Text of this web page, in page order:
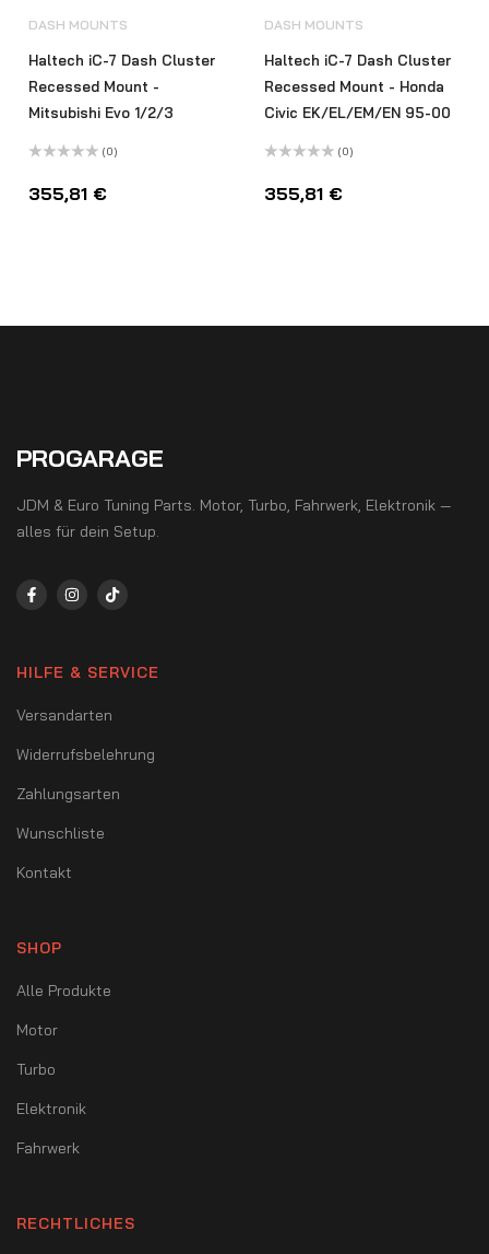
DASH MOUNTS
Haltech iC-7 Dash Cluster
Recessed Mount -
Mitsubishi Evo 1/2/3
0
(0)
355,81 €
DASH MOUNTS
Haltech iC-7 Dash Cluster
Recessed Mount - Honda
Civic EK/EL/EM/EN 95-00
0
(0)
355,81 €
PROGARAGE
JDM & Euro Tuning Parts. Motor, Turbo, Fahrwerk, Elektronik —
alles für dein Setup.
HILFE & SERVICE
Versandarten
Widerrufsbelehrung
Zahlungsarten
Wunschliste
Kontakt
SHOP
Alle Produkte
Motor
Turbo
Elektronik
Fahrwerk
RECHTLICHES